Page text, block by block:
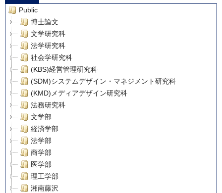
Public
博士論文
文学研究科
法学研究科
社会学研究科
(KBS)経営管理研究科
(SDM)システムデザイン・マネジメント研究科
(KMD)メディアデザイン研究科
法務研究科
文学部
経済学部
法学部
商学部
医学部
理工学部
湘南藤沢